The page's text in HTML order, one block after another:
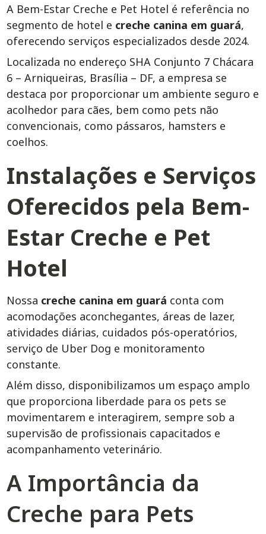
A Bem-Estar Creche e Pet Hotel é referência no
segmento de hotel e creche canina em guará,
oferecendo serviços especializados desde 2024.
Localizada no endereço SHA Conjunto 7 Chácara
6 – Arniqueiras, Brasília – DF, a empresa se
destaca por proporcionar um ambiente seguro e
acolhedor para cães, bem como pets não
convencionais, como pássaros, hamsters e
coelhos.
Instalações e Serviços
Oferecidos pela Bem-
Estar Creche e Pet
Hotel
Nossa creche canina em guará conta com
acomodações aconchegantes, áreas de lazer,
atividades diárias, cuidados pós-operatórios,
serviço de Uber Dog e monitoramento
constante.
Além disso, disponibilizamos um espaço amplo
que proporciona liberdade para os pets se
movimentarem e interagirem, sempre sob a
supervisão de profissionais capacitados e
acompanhamento veterinário.
A Importância da
Creche para Pets